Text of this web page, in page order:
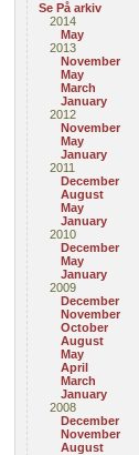
Se På arkiv
2014
May
2013
November
May
March
January
2012
November
May
January
2011
December
August
May
January
2010
December
May
January
2009
December
November
October
August
May
April
March
January
2008
December
November
August